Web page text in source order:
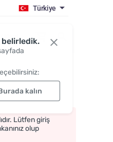
belirledik.
kalın
Türkiye
Katıl
Lütfen giriş
olup